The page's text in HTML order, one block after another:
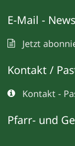
E-Mail -
Jetzt
Kontakt /
Kontakt -
Pfarr- und